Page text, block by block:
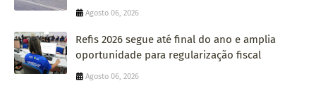
Agosto 06, 2026
Refis 2026 segue até final do ano e amplia
oportunidade para regularização fiscal
Agosto 06, 2026